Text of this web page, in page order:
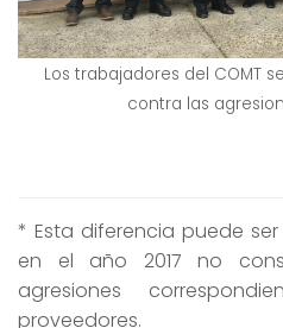
Los trabajadores del COMT
contra las
* Esta diferencia puede
en el año 2017 no
agresiones
proveedores.